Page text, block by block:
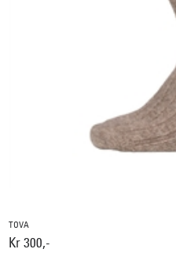
TOVA
Kr 300,-